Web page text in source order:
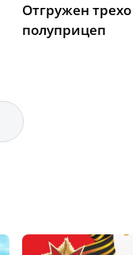
Отгружен
полуприцеп